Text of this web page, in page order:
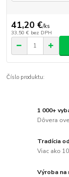
41,20 €/ks
33,50 € bez DPH
Číslo produktu:
1 000+
Dôvera
Tradícia
Viac ako
Výroba na